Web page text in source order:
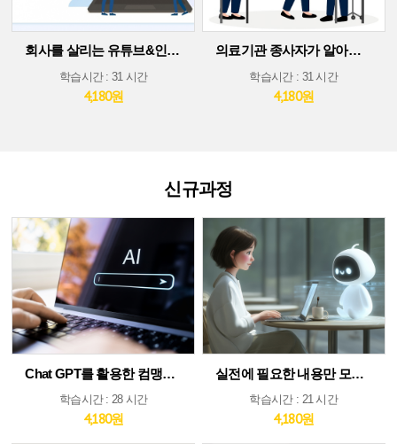
회사를 살리는 유튜브&인스타그램 소셜 미디어 마케팅
학습시간 : 31 시간
4,180원
의료기관 종사자가 알아야 할 의료기술 트렌드
학습시간 : 31 시간
4,180원
신규과정
Chat GPT를 활용한 컴맹도 쉬운 AI
학습시간 : 28 시간
4,180원
실전에 필요한 내용만 모았다! ChatGPT&AI 툴 활용 가이드
학습시간 : 21 시간
4,180원